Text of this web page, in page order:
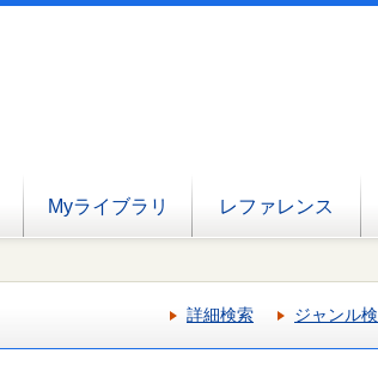
Myライブラリ レファレンス
詳細検索 ジャンル